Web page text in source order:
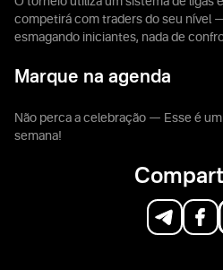
competirá com traders do seu nível
esmagando iniciantes, nada de
Marque na agenda
Não perca a celebração — Esse é
semana!